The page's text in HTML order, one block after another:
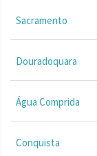
Sacramento
Douradoquara
Água Comprida
Conquista